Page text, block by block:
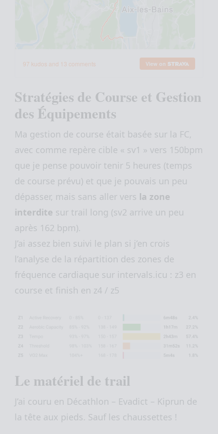
Stratégies de Course et Gestion
des Équipements
Ma gestion de course était basée sur la FC,
avec comme repère cible « sv1 » vers 150bpm
que je pense pouvoir tenir 5 heures (temps
de course prévu) et que je pouvais un peu
dépasser, mais sans aller vers la zone
interdite sur trail long (sv2 arrive un peu
après 162 bpm).
J’ai assez bien suivi le plan si j’en crois
l’analyse de la répartition des zones de
fréquence cardiaque sur intervals.icu : z3 en
course et finish en z4 / z5
Le matériel de trail
J’ai couru en Décathlon – Evadict – Kiprun de
la tête aux pieds. Sauf les chaussettes !